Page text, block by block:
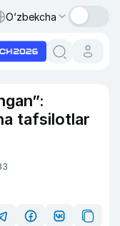
O‘zbekcha
tafsilotlar